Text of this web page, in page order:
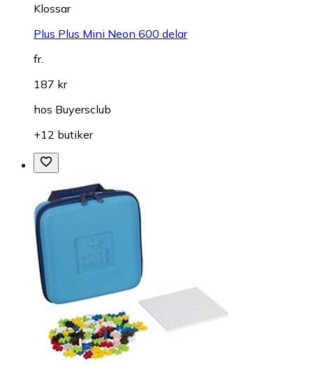
Klossar
Plus Plus Mini Neon 600 delar
fr.
187 kr
hos Buyersclub
+12 butiker